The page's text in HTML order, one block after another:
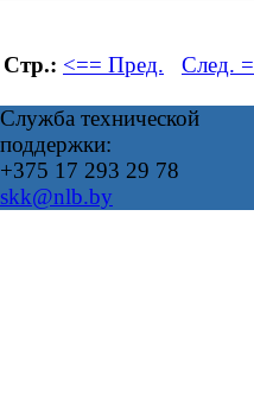
Стр.: <== Пред. След.
Служба технической
поддержки:
+375 17 293 29 78
skk@nlb.by